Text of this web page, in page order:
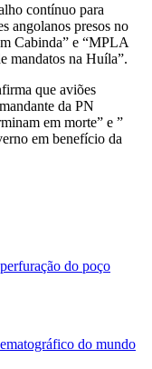
contínuo para
angolanos presos no
Cabinda” e “MPLA
mandatos na Huíla”.
que aviões
da PN
em morte” e ”
em benefício da
do poço
do mundo